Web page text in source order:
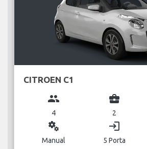
CITROEN C1
group
4
business_center
2
miscellaneous_services
Manual
login
5 Porta